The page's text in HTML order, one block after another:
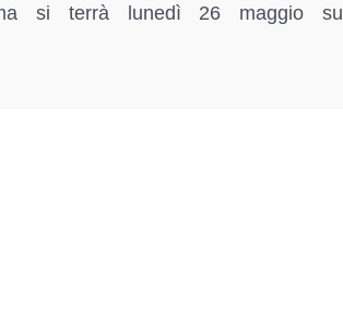
si terrà lunedì 26 maggio su